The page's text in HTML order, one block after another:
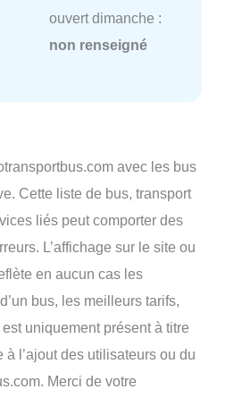
ouvert dimanche :
non renseigné
avec les bus
Cette liste de bus, transport
liés peut comporter des
L’affichage sur le site ou
en aucun cas les
bus, les meilleurs tarifs,
uniquement présent à titre
à l’ajout des utilisateurs ou du
Merci de votre